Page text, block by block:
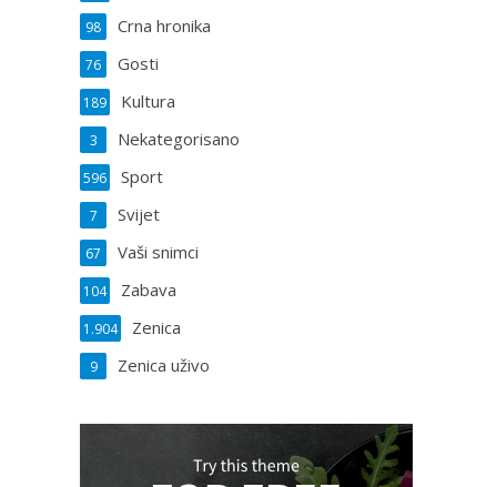
Crna hronika
98
Gosti
76
Kultura
189
Nekategorisano
3
Sport
596
Svijet
7
Vaši snimci
67
Zabava
104
Zenica
1.904
Zenica uživo
9